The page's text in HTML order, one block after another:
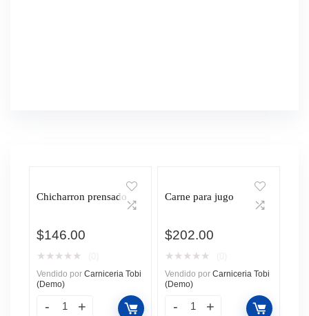
Chicharron prensado
$146.00
★ ★ ★ ★ ★
Vendido por Carniceria Tobi
(Demo)
Carne para jugo
$202.00
★ ★ ★ ★ ★
Vendido por Carniceria Tobi
(Demo)